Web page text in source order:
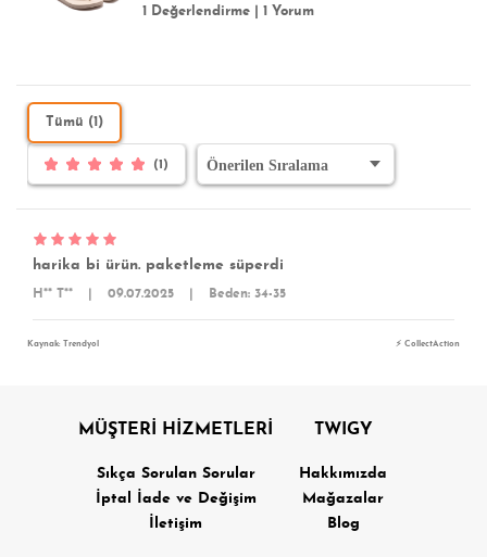
1 Değerlendirme 1 Yorum
Tümü (1)
(1)
harika bi ürün. paketleme süperdi
H** T** 09.07.2025 Beden: 34-35
Kaynak: Trendyol ⚡ CollectAction
MÜŞTERİ HİZMETLERİ
Sıkça Sorulan Sorular
İptal İade ve Değişim
İletişim
TWIGY
Hakkımızda
Mağazalar
Blog